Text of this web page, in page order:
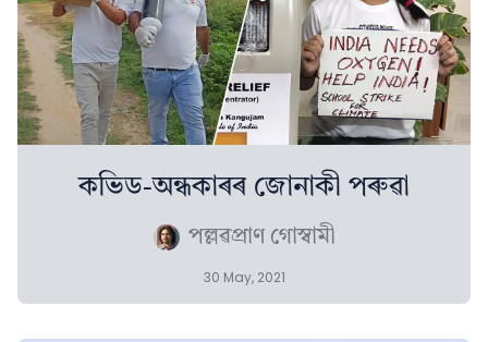
কভিড-অন্ধকাৰৰ জোনাকী পৰুৱা
পল্লৱপ্ৰাণ গোস্বামী
30 May, 2021